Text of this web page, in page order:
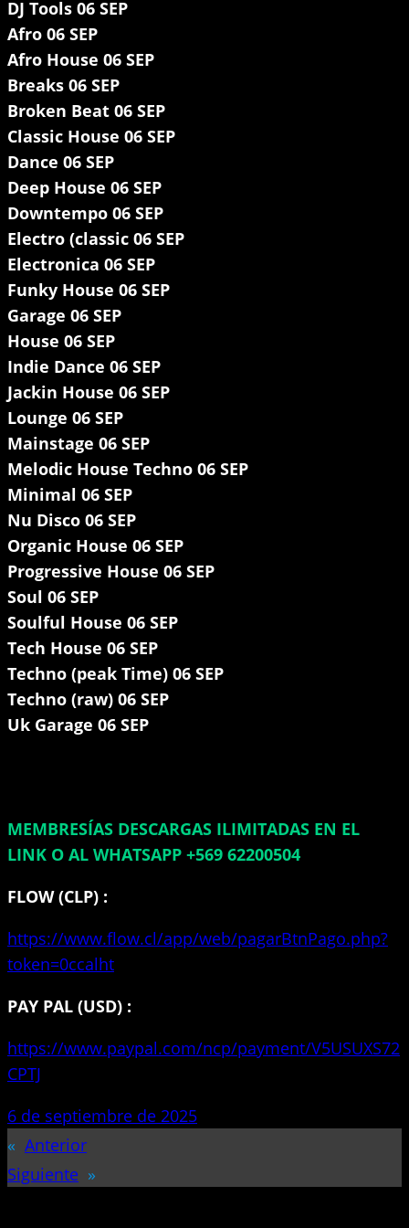
DJ Tools 06 SEP
Afro 06 SEP
Afro House 06 SEP
Breaks 06 SEP
Broken Beat 06 SEP
Classic House 06 SEP
Dance 06 SEP
Deep House 06 SEP
Downtempo 06 SEP
Electro (classic 06 SEP
Electronica 06 SEP
Funky House 06 SEP
Garage 06 SEP
House 06 SEP
Indie Dance 06 SEP
Jackin House 06 SEP
Lounge 06 SEP
Mainstage 06 SEP
Melodic House Techno 06 SEP
Minimal 06 SEP
Nu Disco 06 SEP
Organic House 06 SEP
Progressive House 06 SEP
Soul 06 SEP
Soulful House 06 SEP
Tech House 06 SEP
Techno (peak Time) 06 SEP
Techno (raw) 06 SEP
Uk Garage 06 SEP
MEMBRESÍAS DESCARGAS ILIMITADAS EN EL
LINK O AL WHATSAPP +569 62200504
FLOW (CLP) :
https://www.flow.cl/app/web/pagarBtnPago.php?
token=0ccalht
PAY PAL (USD) :
https://www.paypal.com/ncp/payment/V5USUXS72
CPTJ
6 de septiembre de 2025
« Anterior
Siguiente »